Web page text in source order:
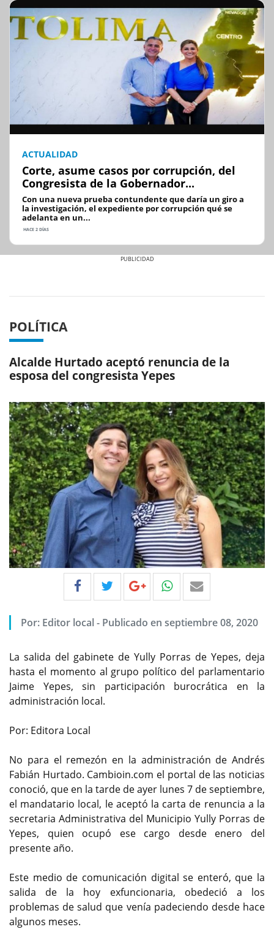
ACTUALIDAD
Corte, asume casos por corrupción, del
Congresista de la Gobernador...
Con una nueva prueba contundente que daría un giro a
la investigación, el expediente por corrupción qué se
adelanta en un...
HACE 2 DÍAS
POLÍTICA
Alcalde Hurtado aceptó renuncia de la
esposa del congresista Yepes
Por: Editor local - Publicado en septiembre 08, 2020
La salida del gabinete de Yully Porras de Yepes, deja
hasta el momento al grupo político del parlamentario
Jaime Yepes, sin participación burocrática en la
administración local.
Por: Editora Local
No para el remezón en la administración de Andrés
Fabián Hurtado. Cambioin.com el portal de las noticias
conoció, que en la tarde de ayer lunes 7 de septiembre,
el mandatario local, le aceptó la carta de renuncia a la
secretaria Administrativa del Municipio Yully Porras de
Yepes, quien ocupó ese cargo desde enero del
presente año.
Este medio de comunicación digital se enteró, que la
salida de la hoy exfuncionaria, obedeció a los
problemas de salud que venía padeciendo desde hace
algunos meses.